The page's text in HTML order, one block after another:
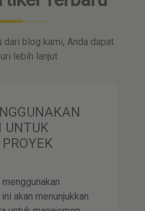
dari blog kami, Anda dapat
lebih lanjut
UNTUK
akan menunjukkan